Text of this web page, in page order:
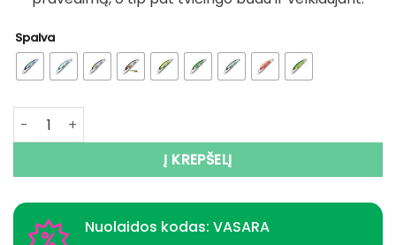
Spalva
produkto kiekis: Vobleris BEARKING Long Bill 130SF 28.6g
Į KREPŠELĮ
Nuolaidos kodas: VASARA